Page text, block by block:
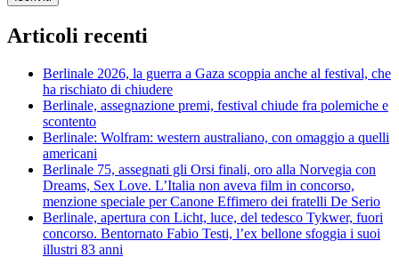
Articoli recenti
Berlinale 2026, la guerra a Gaza scoppia anche al festival, che
ha rischiato di chiudere
Berlinale, assegnazione premi, festival chiude fra polemiche e
scontento
Berlinale: Wolfram: western australiano, con omaggio a quelli
americani
Berlinale 75, assegnati gli Orsi finali, oro alla Norvegia con
Dreams, Sex Love. L’Italia non aveva film in concorso,
menzione speciale per Canone Effimero dei fratelli De Serio
Berlinale, apertura con Licht, luce, del tedesco Tykwer, fuori
concorso. Bentornato Fabio Testi, l’ex bellone sfoggia i suoi
illustri 83 anni